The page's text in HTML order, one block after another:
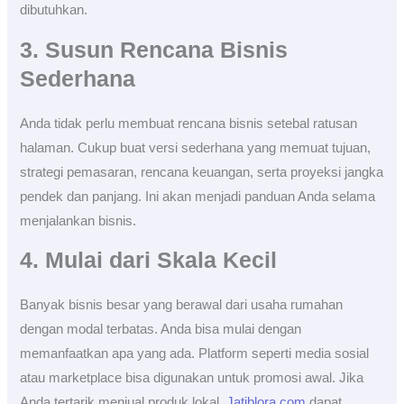
dibutuhkan.
3. Susun Rencana Bisnis
Sederhana
Anda tidak perlu membuat rencana bisnis setebal ratusan
halaman. Cukup buat versi sederhana yang memuat tujuan,
strategi pemasaran, rencana keuangan, serta proyeksi jangka
pendek dan panjang. Ini akan menjadi panduan Anda selama
menjalankan bisnis.
4. Mulai dari Skala Kecil
Banyak bisnis besar yang berawal dari usaha rumahan
dengan modal terbatas. Anda bisa mulai dengan
memanfaatkan apa yang ada. Platform seperti media sosial
atau marketplace bisa digunakan untuk promosi awal. Jika